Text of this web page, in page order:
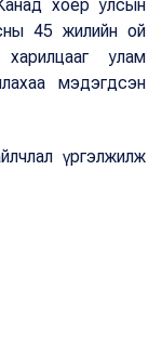
хоёр улсын
45 жилийн ой
улам
мэдэгдсэн
үргэлжилж